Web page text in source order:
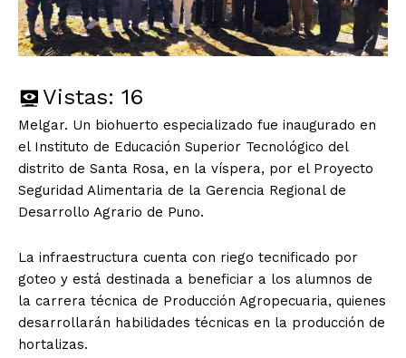
Vistas: 16
Melgar. Un biohuerto especializado fue inaugurado en
el Instituto de Educación Superior Tecnológico del
distrito de Santa Rosa, en la víspera, por el Proyecto
Seguridad Alimentaria de la Gerencia Regional de
Desarrollo Agrario de Puno.
La infraestructura cuenta con riego tecnificado por
goteo y está destinada a beneficiar a los alumnos de
la carrera técnica de Producción Agropecuaria, quienes
desarrollarán habilidades técnicas en la producción de
hortalizas.